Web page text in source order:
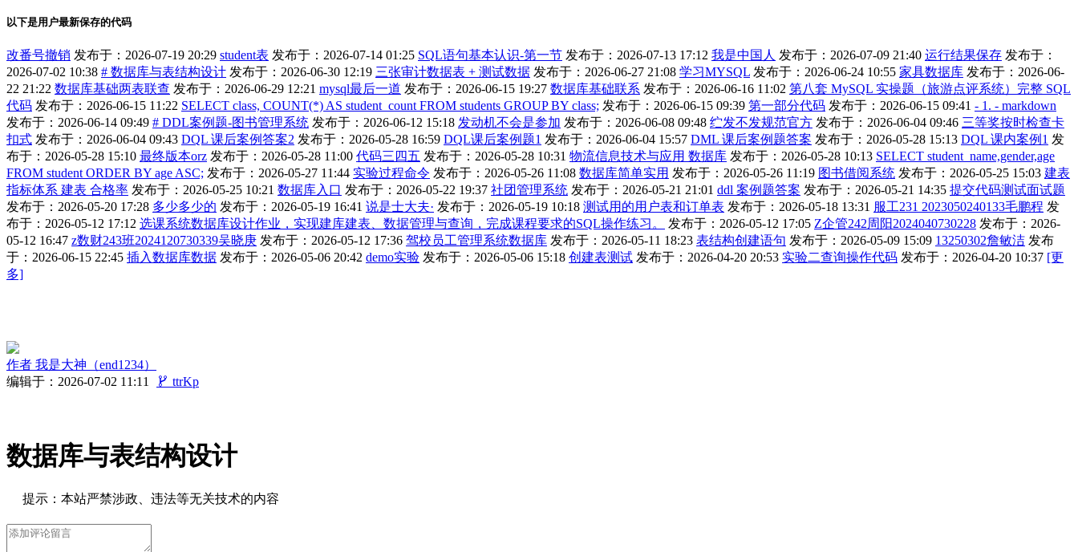
以下是用户最新保存的代码
改番号撤销 发布于：2026-07-19 20:29 student表 发布于：2026-07-14 01:25 SQL语句基本认识-第一节 发布于：2026-07-13 17:12 我是中国人 发布于：2026-07-09 21:40 运行结果保存 发布于：
2026-07-02 10:38 # 数据库与表结构设计 发布于：2026-06-30 12:19 三张审计数据表 + 测试数据 发布于：2026-06-27 21:08 学习MYSQL 发布于：2026-06-24 10:55 家具数据库 发布于：2026-06-
22 21:22 数据库基础两表联查 发布于：2026-06-29 12:21 mysql最后一道 发布于：2026-06-15 19:27 数据库基础联系 发布于：2026-06-16 11:02 第八套 MySQL 实操题（旅游点评系统）完整 SQL
代码 发布于：2026-06-15 11:22 SELECT class, COUNT(*) AS student_count FROM students GROUP BY class; 发布于：2026-06-15 09:39 第一部分代码 发布于：2026-06-15 09:41 - 1. - markdown
发布于：2026-06-14 09:49 # DDL案例题-图书管理系统 发布于：2026-06-12 15:18 发动机不会是参加 发布于：2026-06-08 09:48 纻发不发规范官方 发布于：2026-06-04 09:46 三等奖按时检查卡
扣式 发布于：2026-06-04 09:43 DQL 课后案例答案2 发布于：2026-05-28 16:59 DQL课后案例题1 发布于：2026-06-04 15:57 DML 课后案例题答案 发布于：2026-05-28 15:13 DQL 课内案例1 发
布于：2026-05-28 15:10 最终版本orz 发布于：2026-05-28 11:00 代码三四五 发布于：2026-05-28 10:31 物流信息技术与应用 数据库 发布于：2026-05-28 10:13 SELECT student_name,gender,age
FROM student ORDER BY age ASC; 发布于：2026-05-27 11:44 实验过程命令 发布于：2026-05-26 11:08 数据库简单实用 发布于：2026-05-26 11:19 图书借阅系统 发布于：2026-05-25 15:03 建表
指标体系 建表 合格率 发布于：2026-05-25 10:21 数据库入口 发布于：2026-05-22 19:37 社团管理系统 发布于：2026-05-21 21:01 ddl 案例题答案 发布于：2026-05-21 14:35 提交代码测试面试题
发布于：2026-05-20 17:28 多少多少的 发布于：2026-05-19 16:41 说是士大夫· 发布于：2026-05-19 10:18 测试用的用户表和订单表 发布于：2026-05-18 13:31 服工231 2023050240133毛鹏程 发
布于：2026-05-12 17:12 选课系统数据库设计作业，实现建库建表、数据管理与查询，完成课程要求的SQL操作练习。 发布于：2026-05-12 17:05 Z企管242周阳2024040730228 发布于：2026-
05-12 16:47 z数财243班2024120730339吴晓庚 发布于：2026-05-12 17:36 驾校员工管理系统数据库 发布于：2026-05-11 18:23 表结构创建语句 发布于：2026-05-09 15:09 13250302詹敏洁 发布
于：2026-06-15 22:45 插入数据库数据 发布于：2026-05-06 20:42 demo实验 发布于：2026-05-06 15:18 创建表测试 发布于：2026-04-20 20:53 实验二查询操作代码 发布于：2026-04-20 10:37 [更
多]
作者 我是大神（end1234）
编辑于：2026-07-02 11:11
 ttrKp
数据库与表结构设计
提示：本站严禁涉政、违法等无关技术的内容